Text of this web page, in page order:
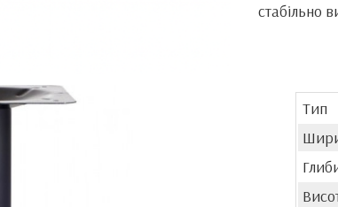
стабільно
Тип